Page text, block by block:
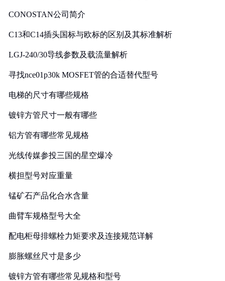
CONOSTAN公司简介
C13和C14插头国标与欧标的区别及其标准解析
LGJ-240/30导线参数及载流量解析
寻找nce01p30k MOSFET管的合适替代型号
电梯的尺寸有哪些规格
镀锌方管尺寸一般有哪些
铝方管有哪些常见规格
光线传媒参投三国的星空爆冷
横担型号对应重量
锰矿石产品化合水含量
曲臂车规格型号大全
配电柜母排螺栓力矩要求及连接规范详解
膨胀螺丝尺寸是多少
镀锌方管有哪些常见规格和型号